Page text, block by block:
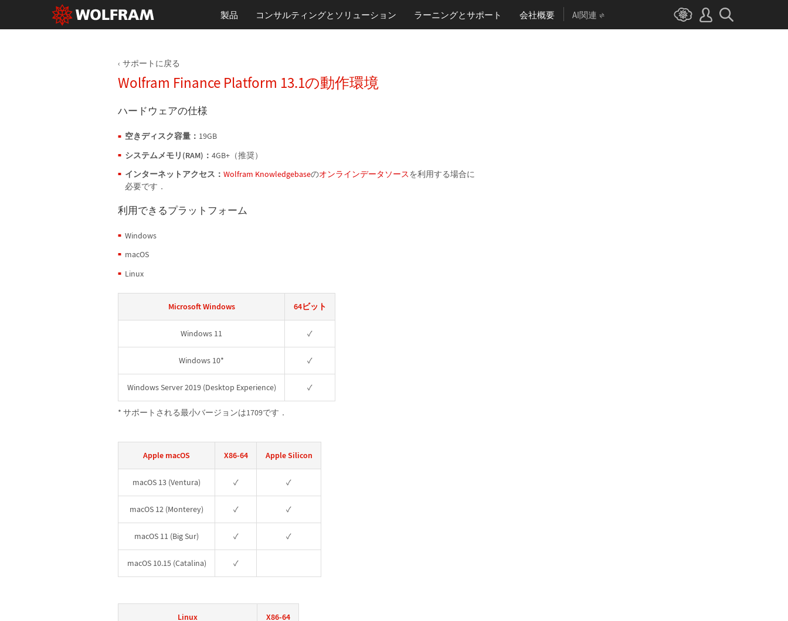
製品 コンサルティングとソリューション ラーニングとサポート 会社概要 AI関連
サポートに戻る
Wolfram Finance Platform 13.1の動作環境
ハードウェアの仕様
空きディスク容量： 19GB
システムメモリ(RAM)： 4GB+（推奨）
インターネットアクセス： Wolfram Knowledgebaseのオンラインデータソースを利用する場合に
必要です．
利用できるプラットフォーム
Windows
macOS
Linux
Microsoft Windows 64ビット
Windows 11 ✓
Windows 10* ✓
Windows Server 2019 (Desktop Experience) ✓
* サポートされる最小バージョンは1709です．
Apple macOS X86-64 Apple Silicon
macOS 13 (Ventura) ✓ ✓
macOS 12 (Monterey) ✓ ✓
macOS 11 (Big Sur) ✓ ✓
macOS 10.15 (Catalina) ✓
Linux X86-64